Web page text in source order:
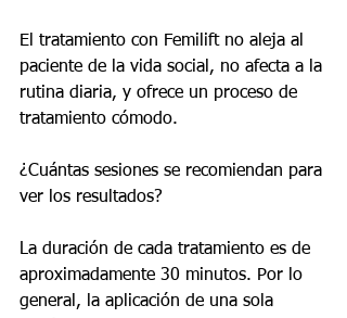
El tratamiento con Femilift no aleja al
paciente de la vida social, no afecta a la
rutina diaria, y ofrece un proceso de
tratamiento cómodo.
¿Cuántas sesiones se recomiendan para
ver los resultados?
La duración de cada tratamiento es de
aproximadamente 30 minutos. Por lo
general, la aplicación de una sola